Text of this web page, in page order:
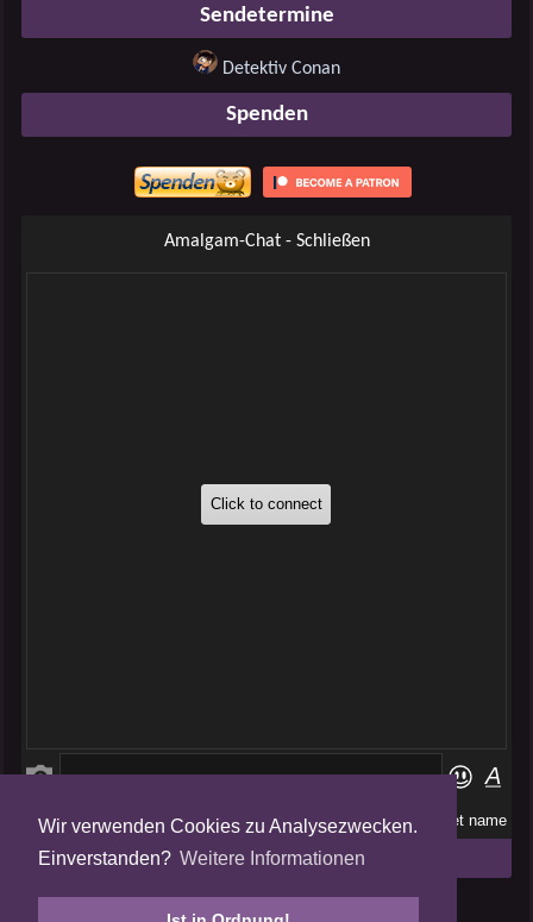
Wir verwenden Cookies zu Analysezwecken.
Einverstanden? Weitere Informationen
Sendetermine
Detektiv Conan
Spenden
Amalgam-Chat - Schließen
Folge uns auf
Tweets by AmalgamFansubs